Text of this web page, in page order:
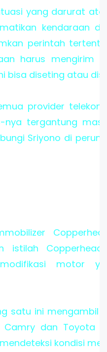
yang darurat
kendaraan
perintah tertentu
harus mengirim
bisa diseting atau
provider
nya tergantung
Sriyono di perum
istilah
motor
satu ini mengambil
dan Toyota
kondisi